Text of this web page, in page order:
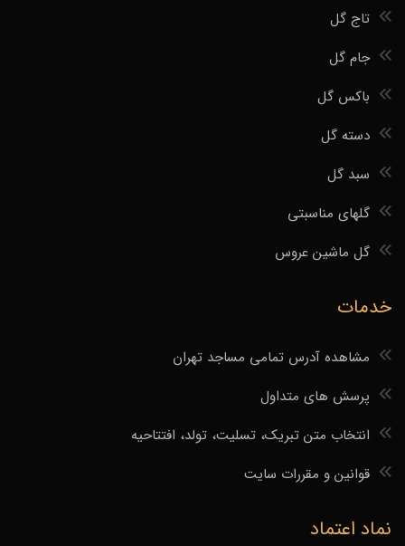
تاج گل
جام گل
باکس گل
دسته گل
سبد گل
گلهای مناسبتی
گل ماشین عروس
خدمات
مشاهده آدرس تمامی مساجد تهران
پرسش های متداول
انتخاب متن تبریک، تسلیت، تولد، افتتاحیه
قوانین و مقررات سایت
نماد اعتماد